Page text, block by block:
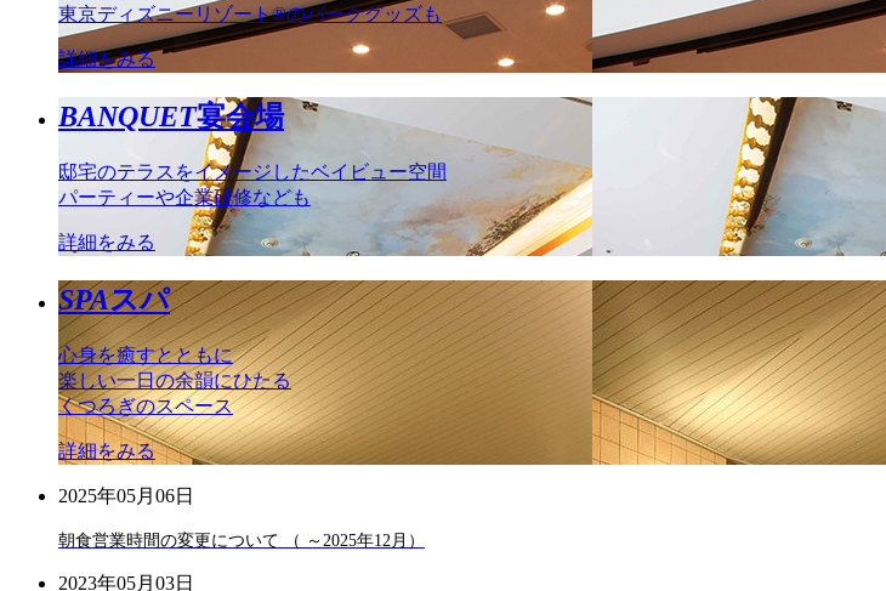
東京ディズニーリゾート®のパークグッズも
詳細をみる
BANQUET宴会場
邸宅のテラスをイメージしたベイビュー空間
パーティーや企業研修なども
詳細をみる
SPAスパ
心身を癒すとともに
楽しい一日の余韻にひたる
くつろぎのスペース
詳細をみる
2025年05月06日
朝食営業時間の変更について （ ～2025年12月）
2023年05月03日